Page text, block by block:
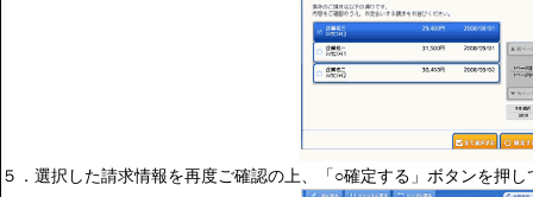
５．選択した請求情報を再度ご確認の上、「○確定する」ボタンを押し